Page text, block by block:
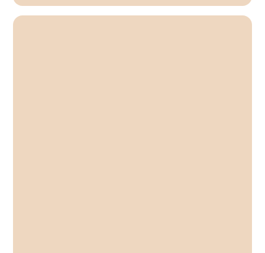
（たまつくり）温泉に行ってきました。 残念ながら